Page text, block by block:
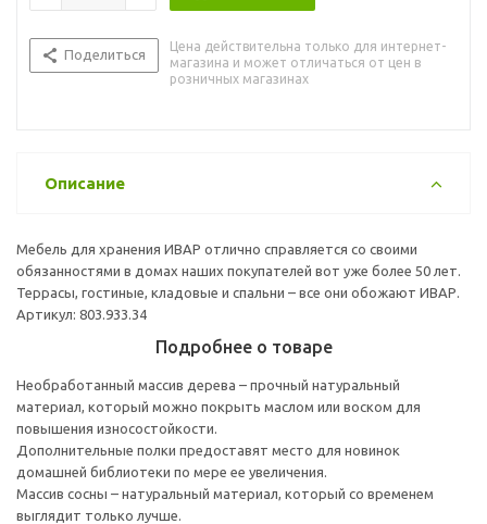
Поделиться
Цена действительна только для интернет-
магазина и может отличаться от цен в
розничных магазинах
Описание
Мебель для хранения ИВАР отлично справляется со своими
обязанностями в домах наших покупателей вот уже более 50 лет.
Террасы, гостиные, кладовые и спальни – все они обожают ИВАР.
Артикул: 803.933.34
Подробнее о товаре
Необработанный массив дерева – прочный натуральный
материал, который можно покрыть маслом или воском для
повышения износостойкости.
Дополнительные полки предоставят место для новинок
домашней библиотеки по мере ее увеличения.
Массив сосны – натуральный материал, который со временем
выглядит только лучше.